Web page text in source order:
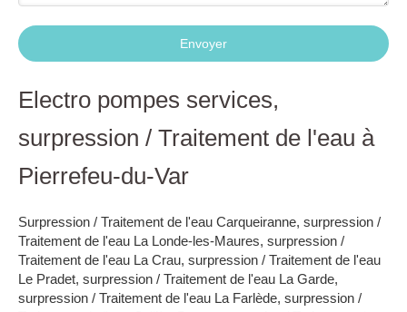
Envoyer
Electro pompes services,
surpression / Traitement de l'eau à
Pierrefeu-du-Var
Surpression / Traitement de l'eau Carqueiranne, surpression /
Traitement de l'eau La Londe-les-Maures, surpression /
Traitement de l'eau La Crau, surpression / Traitement de l'eau
Le Pradet, surpression / Traitement de l'eau La Garde,
surpression / Traitement de l'eau La Farlède, surpression /